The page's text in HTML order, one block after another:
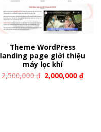
Theme WordPress
landing page giới thiệu
máy lọc khí
2,500,000₫ 2,000,000₫